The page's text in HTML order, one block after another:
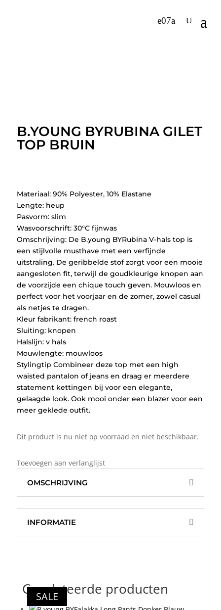
B.YOUNG BYRUBINA GILET
TOP BRUIN
Materiaal: 90% Polyester, 10% Elastane
Lengte: heup
Pasvorm: slim
Wasvoorschrift: 30°C fijnwas
Omschrijving: De B.young BYRubina V-hals top is
een stijlvolle musthave met een verfijnde
uitstraling. De geribbelde stof zorgt voor een mooie
aangesloten fit, terwijl de goudkleurige knopen aan
de voorzijde een chique touch geven. Mouwloos en
perfect voor het voorjaar en de zomer, zowel casual
als netjes te dragen.
Kleur fabrikant: french roast
Sluiting: knopen
Halslijn: v hals
Mouwlengte: mouwloos
Stylingtip Combineer deze top met een high
waisted pantalon of jeans en draag er meerdere
statement kettingen bij voor een elegante,
gelaagde look. Ook mooi onder een blazer voor een
meer geklede outfit.
Dit product is nu niet op voorraad en niet beschikbaar.
Toevoegen aan verlanglijst
OMSCHRIJVING
INFORMATIE
Gerelateerde producten
SALE
SALE
SALE
SALE